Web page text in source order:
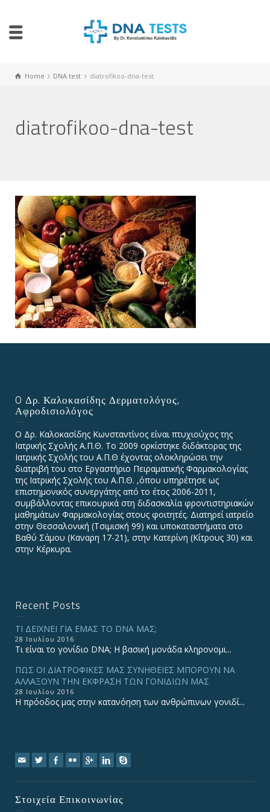
Home DNA test diatrofikoo-dna-test
diatrofikoo-dna-test
O Δρ. Καλοκασίδης Δερματολόγος,
Αφροδισιολόγος
Ο Δρ. Καλοκασίδης Κωνσταντίνος είναι πτυχιούχος της
Ιατρικής Σχολής Α.Π.Θ. Το 2009 ορκίστηκε διδάκτορας της
Ιατρικής Σχολής του Α.Π.Θ έχοντας ολοκληρώσει την
διατριβή του στο Εργαστήριο Πειραματικής Φαρμακολογίας
της Ιατρικής Σχολής του Α.Π.Θ. ,όπου υπηρέτησε ως
επιστημονικός συνεργάτης από το έτος 2006-2011,
συμβάλλοντας επικουρικά στη διδασκαλία φροντιστηριακών
μαθημάτων Φαρμακολογίας στους φοιτητές. Διατηρεί ιατρείο
στην Θεσσαλονική (Τσιμισκή 99) και υποκαταστήματα στο
Βαθύ Σάμου (Καναρη 17-21), στην Κατερίνη (Κίτρους 30) και
στην Κέρκυρα.
Recent Posts
ΤΙ ΔΕΙΧΝΕΙ ΓΙΑ ΕΜΑΣ ΤΟ DNA ΜΑΣ;
28 Ιουλίου 2016
Τι είναι το γονίδιο DNA; Η βασική μονάδα κληρονομι...
ΠΩΣ ΟΙ ΔΙΑΤΡΟΦΙΚΕΣ ΜΑΣ ΣΥΝΗΘΕΙΕΣ ΜΠΟΡΟΥΝ ΝΑ
ΑΛΛΑΞΟΥΝ ΤΗΝ ΕΚΦΡΑΣΗ ΤΩΝ ΓΟΝΙΔΙΩΝ ΜΑΣ
28 Ιουλίου 2016
Η πρόοδος μας στην κατανόηση των ανθρώπινων γονιδί...
Στοιχεία Επικοινωνίας